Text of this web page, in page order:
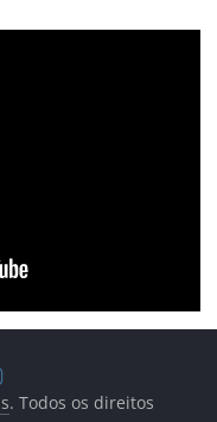
. Todos os direitos